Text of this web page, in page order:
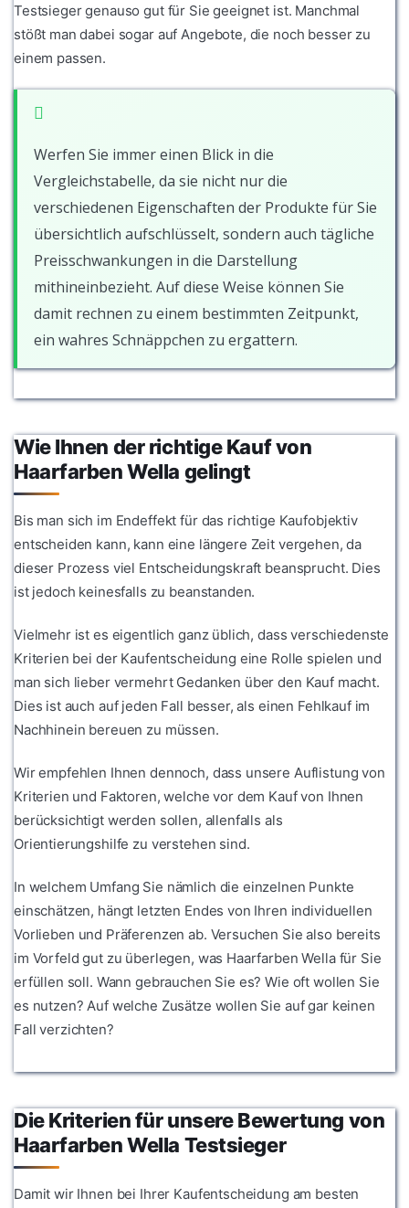
Testsieger genauso gut für Sie geeignet ist. Manchmal
stößt man dabei sogar auf Angebote, die noch besser zu
einem passen.
Werfen Sie immer einen Blick in die
Vergleichstabelle, da sie nicht nur die
verschiedenen Eigenschaften der Produkte für Sie
übersichtlich aufschlüsselt, sondern auch tägliche
Preisschwankungen in die Darstellung
mithineinbezieht. Auf diese Weise können Sie
damit rechnen zu einem bestimmten Zeitpunkt,
ein wahres Schnäppchen zu ergattern.
Wie Ihnen der richtige Kauf von
Haarfarben Wella gelingt
Bis man sich im Endeffekt für das richtige Kaufobjektiv
entscheiden kann, kann eine längere Zeit vergehen, da
dieser Prozess viel Entscheidungskraft beansprucht. Dies
ist jedoch keinesfalls zu beanstanden.
Vielmehr ist es eigentlich ganz üblich, dass verschiedenste
Kriterien bei der Kaufentscheidung eine Rolle spielen und
man sich lieber vermehrt Gedanken über den Kauf macht.
Dies ist auch auf jeden Fall besser, als einen Fehlkauf im
Nachhinein bereuen zu müssen.
Wir empfehlen Ihnen dennoch, dass unsere Auflistung von
Kriterien und Faktoren, welche vor dem Kauf von Ihnen
berücksichtigt werden sollen, allenfalls als
Orientierungshilfe zu verstehen sind.
In welchem Umfang Sie nämlich die einzelnen Punkte
einschätzen, hängt letzten Endes von Ihren individuellen
Vorlieben und Präferenzen ab. Versuchen Sie also bereits
im Vorfeld gut zu überlegen, was Haarfarben Wella für Sie
erfüllen soll. Wann gebrauchen Sie es? Wie oft wollen Sie
es nutzen? Auf welche Zusätze wollen Sie auf gar keinen
Fall verzichten?
Die Kriterien für unsere Bewertung von
Haarfarben Wella Testsieger
Damit wir Ihnen bei Ihrer Kaufentscheidung am besten